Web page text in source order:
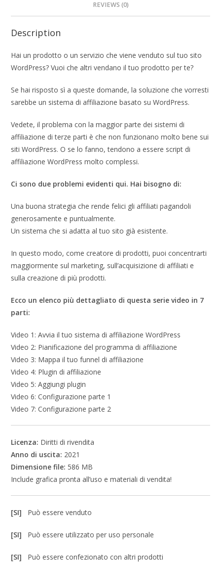
REVIEWS (0)
Description
Hai un prodotto o un servizio che viene venduto sul tuo sito
WordPress? Vuoi che altri vendano il tuo prodotto per te?
Se hai risposto sì a queste domande, la soluzione che vorresti
sarebbe un sistema di affiliazione basato su WordPress.
Vedete, il problema con la maggior parte dei sistemi di
affiliazione di terze parti è che non funzionano molto bene sui
siti WordPress. O se lo fanno, tendono a essere script di
affiliazione WordPress molto complessi.
Ci sono due problemi evidenti qui. Hai bisogno di:
Una buona strategia che rende felici gli affiliati pagandoli
generosamente e puntualmente.
Un sistema che si adatta al tuo sito già esistente.
In questo modo, come creatore di prodotti, puoi concentrarti
maggiormente sul marketing, sull’acquisizione di affiliati e
sulla creazione di più prodotti.
Ecco un elenco più dettagliato di questa serie video in 7
parti:
Video 1: Avvia il tuo sistema di affiliazione WordPress
Video 2: Pianificazione del programma di affiliazione
Video 3: Mappa il tuo funnel di affiliazione
Video 4: Plugin di affiliazione
Video 5: Aggiungi plugin
Video 6: Configurazione parte 1
Video 7: Configurazione parte 2
Licenza: Diritti di rivendita
Anno di uscita: 2021
Dimensione file: 586 MB
Include grafica pronta all’uso e materiali di vendita!
[SI] Può essere venduto
[SI] Può essere utilizzato per uso personale
[SI] Può essere confezionato con altri prodotti